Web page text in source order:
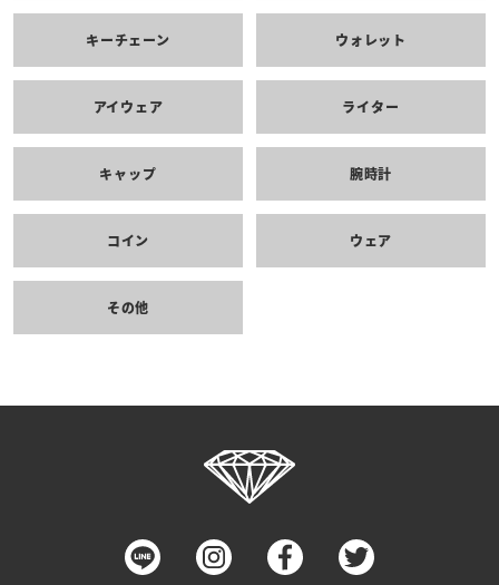
キーチェーン ウォレット
アイウェア ライター
キャップ 腕時計
コイン ウェア
その他